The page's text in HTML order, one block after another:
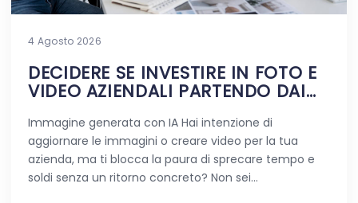
4 Agosto 2026
DECIDERE SE INVESTIRE IN FOTO E
VIDEO AZIENDALI PARTENDO DAI
Immagine generata con IA Hai intenzione di
aggiornare le immagini o creare video per la tua
azienda, ma ti blocca la paura di sprecare tempo e
soldi senza un ritorno concreto? Non sei…